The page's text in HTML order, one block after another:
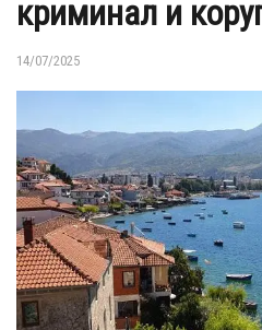
криминал и
14/07/2025